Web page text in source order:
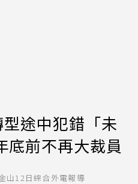
途中犯錯「未
底前不再大裁員
山12日綜合外電報導